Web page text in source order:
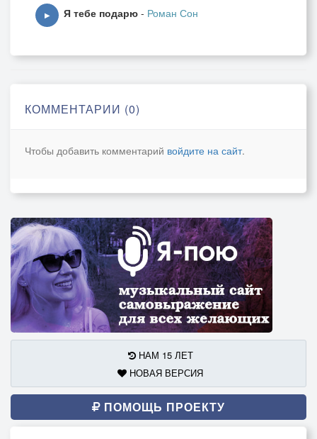
▶ Я тебе подарю - Роман Сон
КОММЕНТАРИИ (0)
Чтобы добавить комментарий войдите на сайт.
НАМ 15 ЛЕТ
НОВАЯ ВЕРСИЯ
ПОМОЩЬ ПРОЕКТУ